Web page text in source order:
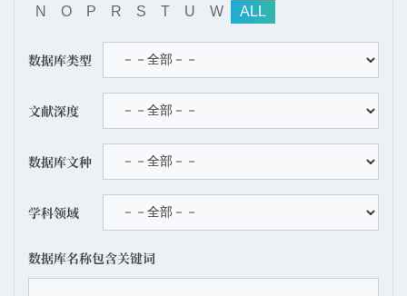
N
O P R S T U W ALL
数据库类型
文献深度
数据库文种
学科领域
数据库名称包含关键词